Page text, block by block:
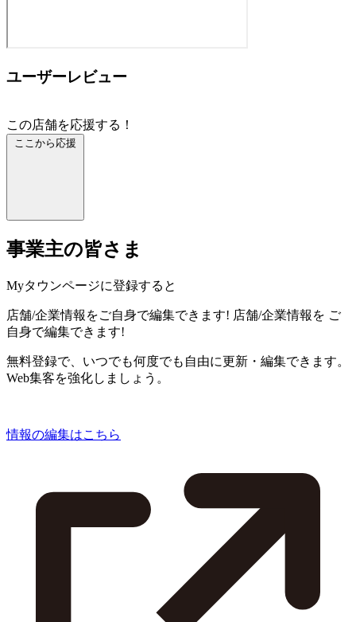
ユーザーレビュー
この店舗を応援する！
ここから応援
事業主の皆さま
Myタウンページに登録すると
店舗/企業情報をご自身で編集できます! 店舗/企業情報を ご
自身で編集できます!
無料登録で、いつでも何度でも自由に更新・編集できます。
Web集客を強化しましょう。
情報の編集はこちら